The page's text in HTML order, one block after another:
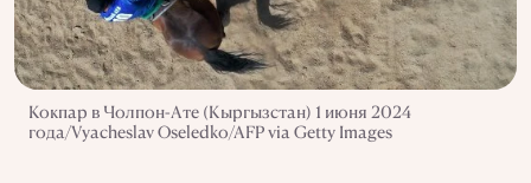
Кокпар в Чолпон-Ате (Кыргызстан) 1 июня 2024
года/Vyacheslav Oseledko/AFP via Getty Images